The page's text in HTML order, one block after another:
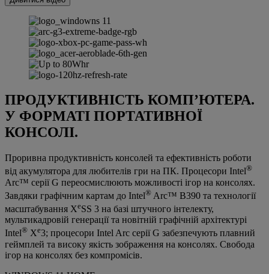
ПРОДУКТИВНІСТЬ КОМП’ЮТЕРА.
У ФОРМАТІ ПОРТАТИВНОЇ
КОНСОЛІ.
Проривна продуктивність консолей та ефективність роботи
від акумулятора для любителів гри на ПК. Процесори Intel®
Arc™ серії G переосмислюють можливості ігор на консолях.
Завдяки графічним картам до Intel® Arc™ B390 та технології
масштабування XeSS 3 на базі штучного інтелекту,
мультикадровій генерації та новітній графічній архітектурі
Intel® Xe3; процесори Intel Arc серії G забезпечують плавний
геймплей та високу якість зображення на консолях. Свобода
ігор на консолях без компромісів.